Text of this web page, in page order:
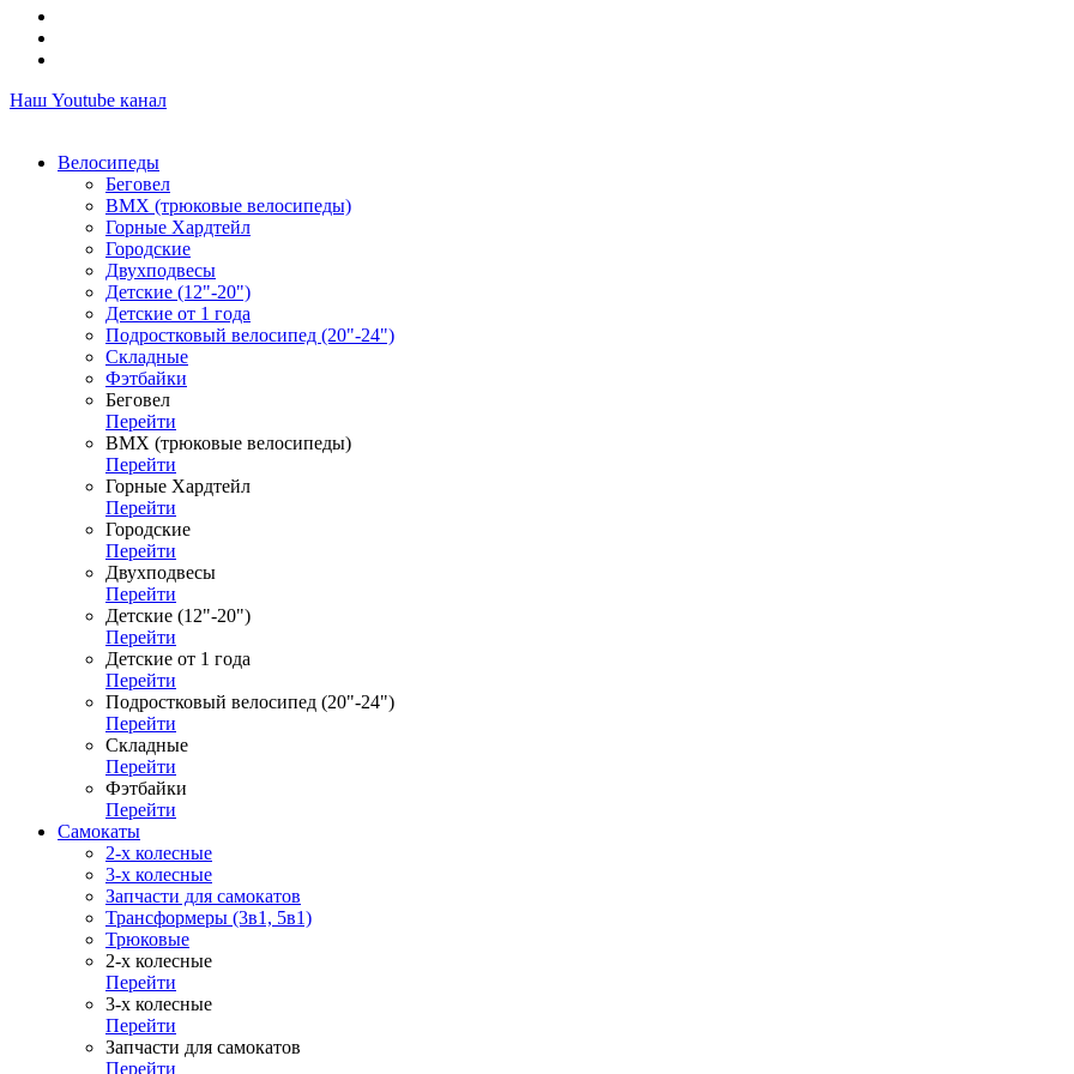
Наш Youtube канал
Велосипеды
Беговел
ВМХ (трюковые велосипеды)
Горные Хардтейл
Городские
Двухподвесы
Детские (12"-20")
Детские от 1 года
Подростковый велосипед (20"-24")
Складные
Фэтбайки
Беговел
Перейти
ВМХ (трюковые велосипеды)
Перейти
Горные Хардтейл
Перейти
Городские
Перейти
Двухподвесы
Перейти
Детские (12"-20")
Перейти
Детские от 1 года
Перейти
Подростковый велосипед (20"-24")
Перейти
Складные
Перейти
Фэтбайки
Перейти
Самокаты
2-х колесные
3-х колесные
Запчасти для самокатов
Трансформеры (3в1, 5в1)
Трюковые
2-х колесные
Перейти
3-х колесные
Перейти
Запчасти для самокатов
Перейти